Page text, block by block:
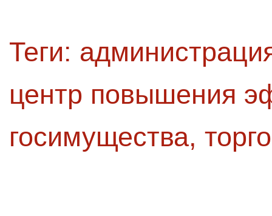
Теги:
центр повышения
госимущества,